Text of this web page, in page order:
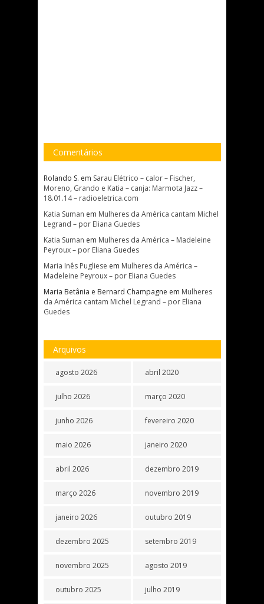
Comentários
Rolando S. em Sarau Elétrico – calor – Fischer,
Moreno, Grando e Katia – canja: Marmota Jazz –
18.01.14 – radioeletrica.com
Katia Suman em Mulheres da América cantam Michel
Legrand – por Eliana Guedes
Katia Suman em Mulheres da América – Madeleine
Peyroux – por Eliana Guedes
Maria Inês Pugliese em Mulheres da América –
Madeleine Peyroux – por Eliana Guedes
Maria Betânia e Bernard Champagne em Mulheres
da América cantam Michel Legrand – por Eliana
Guedes
Arquivos
agosto 2026
julho 2026
junho 2026
maio 2026
abril 2026
março 2026
janeiro 2026
dezembro 2025
novembro 2025
outubro 2025
abril 2020
março 2020
fevereiro 2020
janeiro 2020
dezembro 2019
novembro 2019
outubro 2019
setembro 2019
agosto 2019
julho 2019